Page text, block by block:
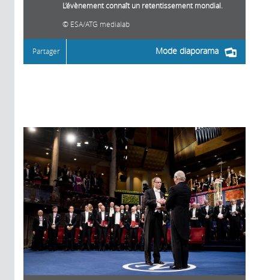
L’évènement connaît un retentissement mondial.
ESA/ATG medialab
Mode diaporama
Partager